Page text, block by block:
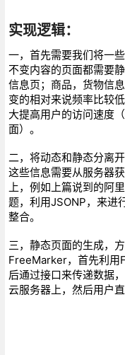
实现逻辑：
一，首先需要我们将一
不变内容的页面都需要
信息页；商品，货物信
变的相对来说频率比较
大提高用户的访问速度
面）。
二，将动态和静态分离
这些信息需要从服务器
上，例如上篇说到的阿
题，利用JSONP，来进
整合。
三，静态页面的生成，
FreeMarker，首先利用
后通过接口来传递数据
云服务器上，然后用户